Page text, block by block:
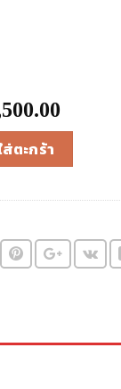
price
฿
ตะกร้า